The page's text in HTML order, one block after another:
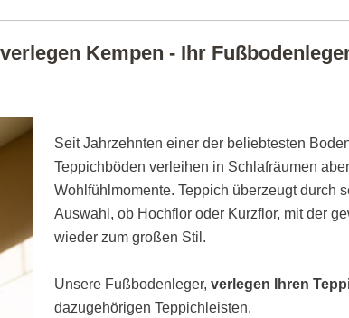
Kempen - Ihr
Seit Jahrzehnten einer der beliebtesten
Teppichböden verleihen in Schlafräumen
Wohlfühlmomente. Teppich überzeugt durch
Auswahl, ob Hochflor oder Kurzflor, mit der
wieder zum großen Stil.
Unsere Fußbodenleger,verlegen Ihren
dazugehörigen Teppichleisten.